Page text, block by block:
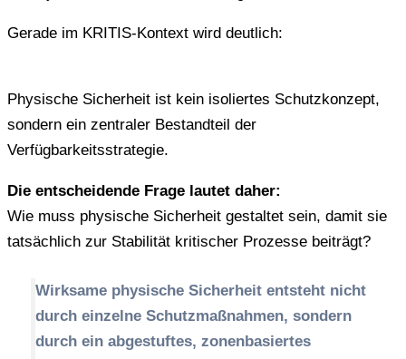
Gerade im KRITIS-Kontext wird deutlich:
Physische Sicherheit ist kein isoliertes Schutzkonzept,
sondern ein zentraler Bestandteil der
Verfügbarkeitsstrategie.
Die entscheidende Frage lautet daher:
Wie muss physische Sicherheit gestaltet sein, damit sie
tatsächlich zur Stabilität kritischer Prozesse beiträgt?
Wirksame physische Sicherheit entsteht nicht
durch einzelne Schutzmaßnahmen, sondern
durch ein abgestuftes, zonenbasiertes